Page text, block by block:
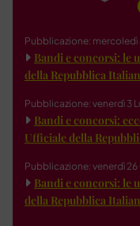
Pubblicazione:
Bandi e concorsi: le
della Repubblica
Pubblicazione: venerdì 3
Bandi e concorsi:
Ufficiale della
Pubblicazione: venerdì
Bandi e concorsi: le
della Repubblica